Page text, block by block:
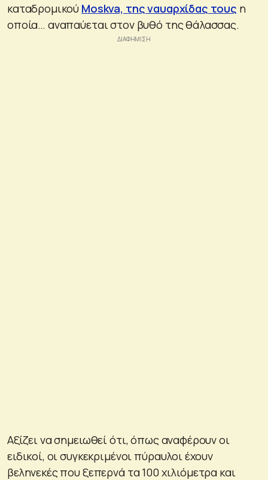
καταδρομικού Moskva, της ναυαρχίδας τους η
οποία… αναπαύεται στον βυθό της θάλασσας.
Αξίζει να σημειωθεί ότι, όπως αναφέρουν οι
ειδικοί, οι συγκεκριμένοι πύραυλοι έχουν
βεληνεκές που ξεπερνά τα 100 χιλιόμετρα και